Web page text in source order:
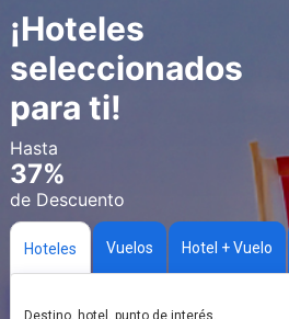
¡Hoteles
seleccionados
para ti!
Hasta
37%
de Descuento
Hoteles Vuelos Hotel + Vuelo
Destino, hotel, punto de interés.